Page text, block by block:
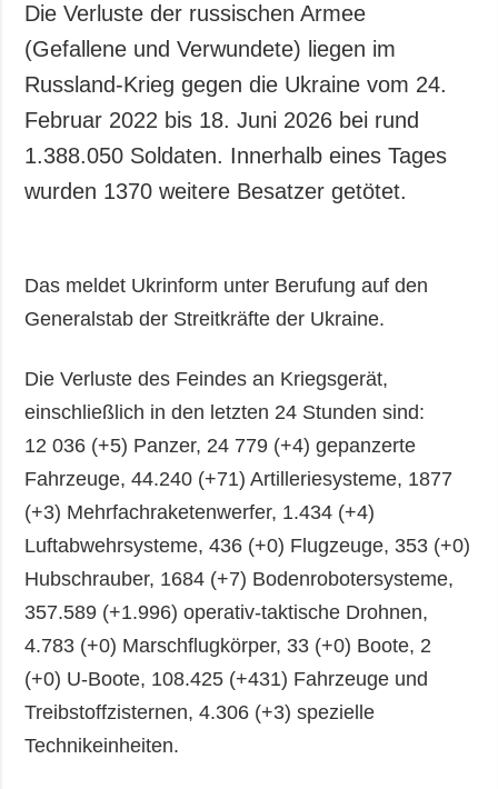
Die Verluste der russischen Armee
(Gefallene und Verwundete) liegen im
Russland-Krieg gegen die Ukraine vom 24.
Februar 2022 bis 18. Juni 2026 bei rund
1.388.050 Soldaten. Innerhalb eines Tages
wurden 1370 weitere Besatzer getötet.
Das meldet Ukrinform unter Berufung auf den
Generalstab der Streitkräfte der Ukraine.
Die Verluste des Feindes an Kriegsgerät,
einschließlich in den letzten 24 Stunden sind:
12 036 (+5) Panzer, 24 779 (+4) gepanzerte
Fahrzeuge, 44.240 (+71) Artilleriesysteme, 1877
(+3) Mehrfachraketenwerfer, 1.434 (+4)
Luftabwehrsysteme, 436 (+0) Flugzeuge, 353 (+0)
Hubschrauber, 1684 (+7) Bodenrobotersysteme,
357.589 (+1.996) operativ-taktische Drohnen,
4.783 (+0) Marschflugkörper, 33 (+0) Boote, 2
(+0) U-Boote, 108.425 (+431) Fahrzeuge und
Treibstoffzisternen, 4.306 (+3) spezielle
Technikeinheiten.